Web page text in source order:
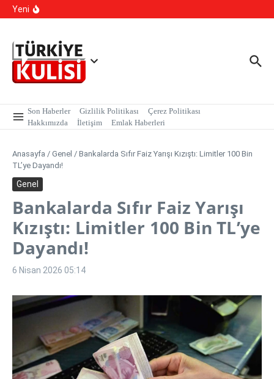
İçeriğe atla
Yeni
Hangi Hatalar Çocuk Dünyasını Yıkar?
Dönemi Başlıyor!
Son Haberler Gizlilik Politikası
Çerez Politikası
Hakkımızda
İletişim Emlak Haberleri
Anasayfa / Genel / Bankalarda Sıfır Faiz Yarışı Kızıştı: Limitler 100 Bin
TL’ye Dayandı!
Genel
Bankalarda Sıfır Faiz Yarışı
Kızıştı: Limitler 100 Bin TL’ye
Dayandı!
6 Nisan 2026 05:14